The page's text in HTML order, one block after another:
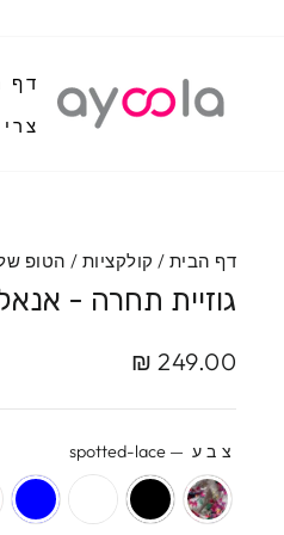
דף
דף הבית / קולקציות / הטופ
גוזיית תחרה -
מחיר
מחיר
249.00 ₪
צבע —
spotted-lace